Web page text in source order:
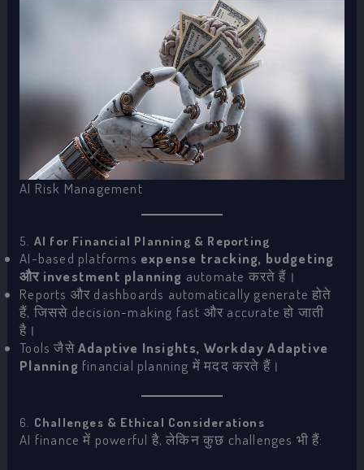
AI Risk Management
5. AI for Financial Planning & Reporting
AI-based platforms expense tracking, budgeting
और investment planning automate करते हैं।
Reports और dashboards automatically generate होते
हैं, जिससे decision-making fast और accurate हो जाती
है।
Tools जैसेAdaptive Insights, Workday Adaptive
Planning financial planning में मदद करते हैं।
6. Challenges & Ethical Considerations
AI finance में powerful है, लेकिन कुछ challenges भी हैं: